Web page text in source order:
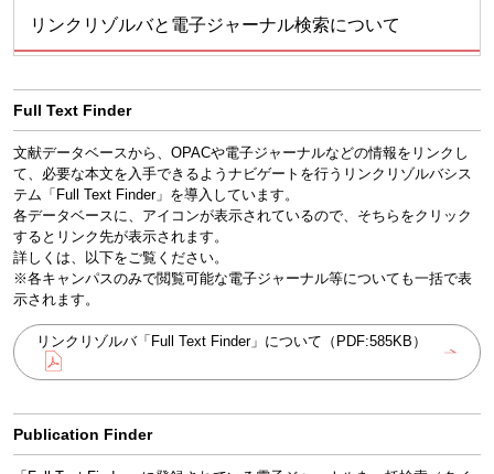
リンクリゾルバと電子ジャーナル検索について
Full Text Finder
文献データベースから、OPACや電子ジャーナルなどの情報をリンクし
て、必要な本文を入手できるようナビゲートを行うリンクリゾルバシス
テム「Full Text Finder」を導入しています。
各データベースに、アイコンが表示されているので、そちらをクリック
するとリンク先が表示されます。
詳しくは、以下をご覧ください。
※各キャンパスのみで閲覧可能な電子ジャーナル等についても一括で表
示されます。
リンクリゾルバ「Full Text Finder」について（PDF:585KB）
Publication Finder